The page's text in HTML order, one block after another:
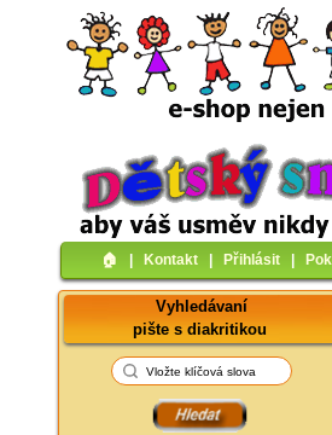
🏠︎ Kontakt Přihlásit
Vyhledávaní
pište s diakritikou